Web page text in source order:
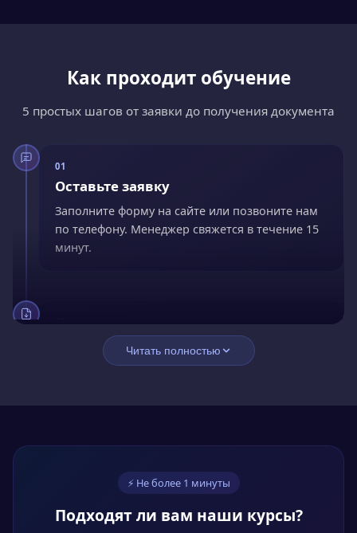
Как проходит обучение
5 простых шагов от заявки до получения документа
01
Оставьте заявку
Заполните форму на сайте или позвоните нам
по телефону. Менеджер свяжется в течение 15
минут.
02
Заключите договор
Подпишите договор онлайн. Оплатите сразу со
переплат.
Обучайтесь онлайн
Проходите курс в личном кабинете в удобное
Читать полностью
⚡ Не более 1 минуты
Подходят ли вам наши курсы?